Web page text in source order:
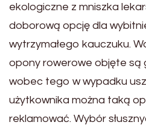
ekologiczne z mniszka
doborową opcję dla
wytrzymałego kauczuku.
opony rowerowe objęte są
wobec tego w wypadku
użytkownika można taką
reklamować. Wybór